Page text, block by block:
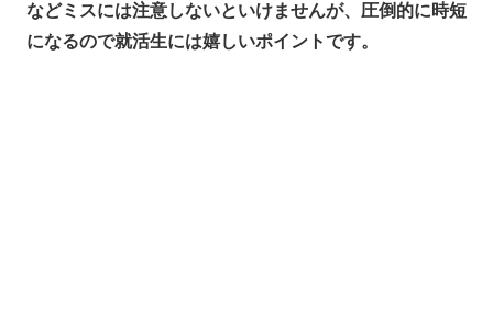
などミスには注意しないといけませんが、圧倒的に時短
になるので就活生には嬉しいポイントです。